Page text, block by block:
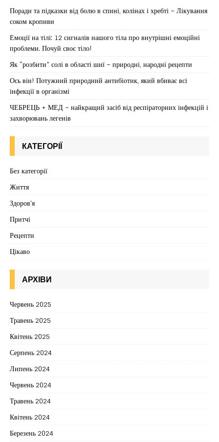
Поради та підказки від болю в спині, колінах і хребті – Лікування
соком кропиви
Емоції на тілі: 12 сигналів нашого тіла про внутрішні емоційні
проблеми. Почуй своє тіло!
Як “розбити” солі в області шиї – природні, народні рецепти
Ось він! Потужний природний антибіотик, який вбиває всі
інфекції в організмі
ЧЕБРЕЦЬ + МЕД – найкращий засіб від респіраторних інфекцій і
захворювань легенів
КАТЕГОРІЇ
Без категорії
Життя
Здоров'я
Притчі
Рецепти
Цікаво
АРХІВИ
Червень 2025
Травень 2025
Квітень 2025
Серпень 2024
Липень 2024
Червень 2024
Травень 2024
Квітень 2024
Березень 2024